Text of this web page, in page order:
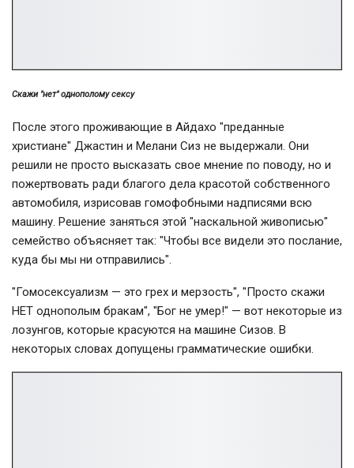
Скажи "нет" однополому сексу
После этого проживающие в Айдахо "преданные
христиане" Джастин и Мелани Сиз не выдержали. Они
решили не просто высказать свое мнение по поводу, но и
пожертвовать ради благого дела красотой собственного
автомобиля, изрисовав гомофобными надписями всю
машину. Решение заняться этой "наскальной живописью"
семейство объясняет так: "Чтобы все видели это послание,
куда бы мы ни отправились".
"Гомосексуализм — это грех и мерзость", "Просто скажи
НЕТ однополым бракам", "Бог не умер!" — вот некоторые из
лозунгов, которые красуются на машине Сизов. В
некоторых словах допущены грамматические ошибки.